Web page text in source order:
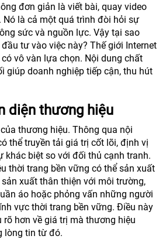
đơn giản là viết bài, quay video
Nó là cả một quá trình đòi hỏi sự
sức và nguồn lực. Vậy tại sao
tư vào việc này? Thế giới Internet
vô vàn lựa chọn. Nội dung chất
giúp doanh nghiệp tiếp cận, thu hút
diện thương hiệu
thương hiệu. Thông qua nội
thể truyền tải giá trị cốt lõi, định vị
khác biệt so với đối thủ cạnh tranh.
thời trang bền vững có thể sản xuất
xuất thân thiện với môi trường,
áo hoặc phỏng vấn những người
vực thời trang bền vững. Điều này
rõ hơn về giá trị mà thương hiệu
lòng tin từ đó.